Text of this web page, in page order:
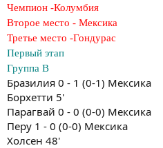
Чемпион -Колумбия
Второе место - Мексика
Третье место -Гондурас
Первый этап
Группа В
Бразилия 0 - 1 (0-1) Мексика
Борхетти 5'
Парагвай 0 - 0 (0-0) Мексика
Перу 1 - 0 (0-0) Мексика
Холсен 48'